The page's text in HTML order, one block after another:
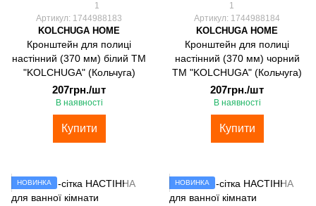
1
Артикул: 1744988183
KOLCHUGA HOME
Кронштейн для полиці
настінний (370 мм) білий ТМ
"KOLCHUGA" (Кольчуга)
207грн./шт
В наявності
Купити
1
Артикул: 1744988184
KOLCHUGA HOME
Кронштейн для полиці
настінний (370 мм) чорний
ТМ "KOLCHUGA" (Кольчуга)
207грн./шт
В наявності
Купити
НОВИНКА НОВИНКА